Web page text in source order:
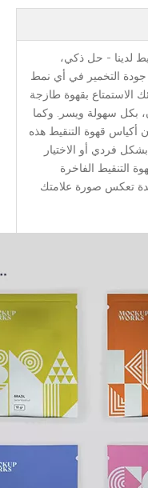
لدينا - حل ذكي،
جودة التخمير في أي نمط
الاستمتاع بقهوة طازجة
بكل سهولة ويسر. وكما
أكياس قهوة التنقيط هذه
فردي أو الاختيار
التنقيط الفاخرة
تعكس صورة علامتك